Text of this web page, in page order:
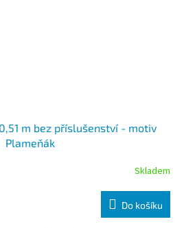
m bez příslušenství - motiv
Plameňák
Skladem
Do košíku